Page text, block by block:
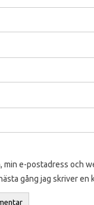
min e-postadress och
gång jag skriver en